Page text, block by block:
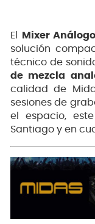
El Mixer
solución
técnico de
de mezcla
calidad de
sesiones de
el espacio,
Santiago y en